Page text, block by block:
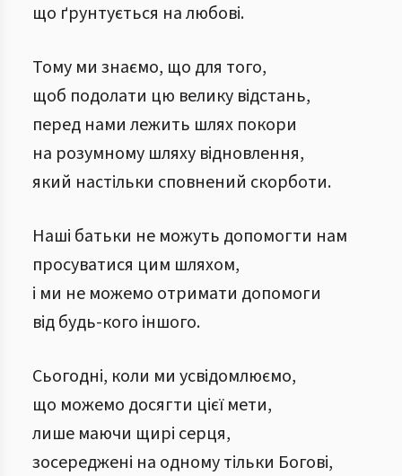
що ґрунтується на любові.
Тому ми знаємо, що для того,
щоб подолати цю велику відстань,
перед нами лежить шлях покори
на розумному шляху відновлення,
який настільки сповнений скорботи.
Наші батьки не можуть допомогти нам
просуватися цим шляхом,
і ми не можемо отримати допомоги
від будь-кого іншого.
Сьогодні, коли ми усвідомлюємо,
що можемо досягти цієї мети,
лише маючи щирі серця,
зосереджені на одному тільки Богові,